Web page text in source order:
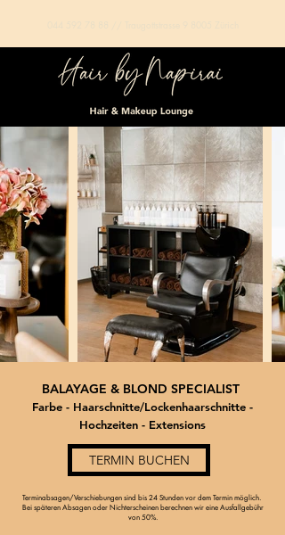
BALAYAGE & BLOND SPECIALIST
Farbe - Haarschnitte/Lockenhaarschnitte -
Hochzeiten - Extensions
TERMIN BUCHEN
Terminabsagen/Verschiebungen sind bis 24 Stunden vor dem Termin möglich.
Bei späteren Absagen oder Nichterscheinen berechnen wir eine Ausfallgebühr
von 50%.